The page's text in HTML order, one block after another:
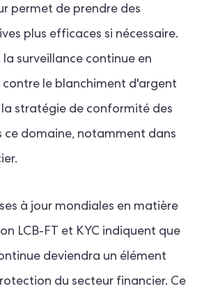
permet de prendre des
plus efficaces si nécessaire.
la surveillance continue en
le blanchiment d'argent
la stratégie de conformité des
ce domaine, notamment dans
à jour mondiales en matière
LCB-FT et KYC indiquent que
deviendra un élément
du secteur financier. Ce